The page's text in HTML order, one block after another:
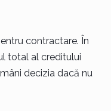
contractare. În
total al creditului
decizia dacă nu